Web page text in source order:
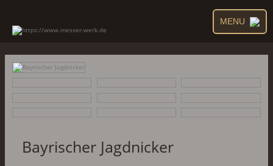
MENU
Bayrischer Jagdnicker